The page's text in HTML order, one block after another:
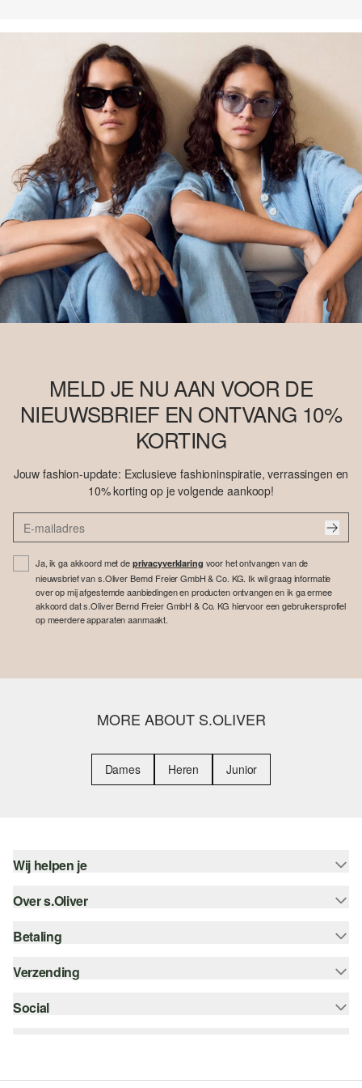
MELD JE NU AAN VOOR DE
NIEUWSBRIEF EN ONTVANG 10%
KORTING
Jouw fashion-update: Exclusieve fashioninspiratie, verrassingen en
10% korting op je volgende aankoop!
Ja, ik ga akkoord met de privacyverklaring voor het ontvangen van de
nieuwsbrief van s.Oliver Bernd Freier GmbH & Co. KG. Ik wil graag informatie
over op mij afgestemde aanbiedingen en producten ontvangen en ik ga ermee
akkoord dat s.Oliver Bernd Freier GmbH & Co. KG hiervoor een gebruikersprofiel
op meerdere apparaten aanmaakt.
MORE ABOUT S.OLIVER
Dames Heren Junior
Wij helpen je
Help - FAQ
Top categorieën
Over s.Oliver
Nieuwsbrief
Duurzaamheid
Betaling
Koop op rekening
Bancontact
Verzending
bpost
Social